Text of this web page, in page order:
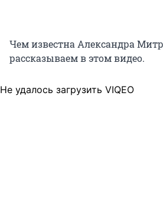
Чем известна Александра
рассказываем в этом видео.
Не удалось загрузить VIQEO